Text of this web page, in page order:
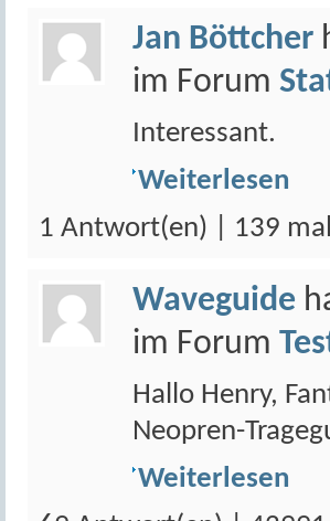
Jan Böttcher
im Forum
Interessant.
Weiterlesen
1 Antwort(en) | 139
Waveguide
im Forum
Hallo Henry,
Neopren-
Weiterlesen